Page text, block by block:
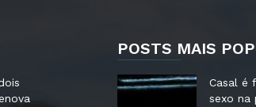
POSTS MAIS
Casal é
sexo na